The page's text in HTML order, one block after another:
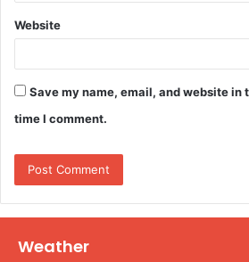
Website
Save my name, email, and website in
time I comment.
Weather